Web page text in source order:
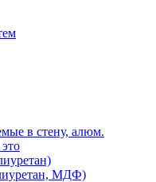
в стену, алюм.
МДФ)